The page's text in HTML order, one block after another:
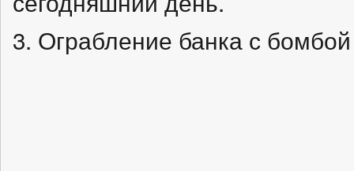
3. Ограбление банка с